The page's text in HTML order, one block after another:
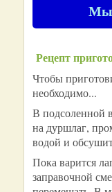
Мы
Рецепт
Чтобы
необходимо...
В подсоленной
на дуршлаг,
водой и
Пока варится
заправочной